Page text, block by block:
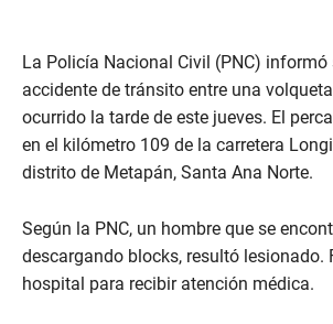
La Policía Nacional Civil (PNC) informó
accidente de tránsito entre una
ocurrido la tarde de este jueves. El
en el kilómetro 109 de la carretera
distrito de Metapán, Santa Ana Norte.
Según la PNC, un hombre que se
descargando blocks, resultó lesionado.
hospital para recibir atención médica.